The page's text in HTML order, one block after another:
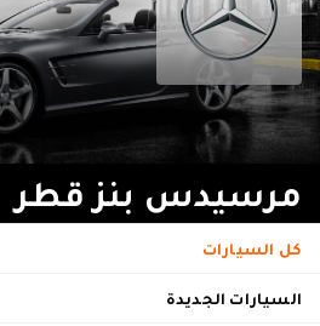
مرسيدس بنز قطر
كل السيارات
السيارات الجديدة